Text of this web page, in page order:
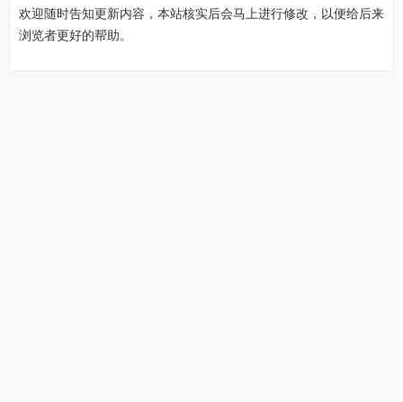
欢迎随时告知更新内容，本站核实后会马上进行修改，以便给后来
浏览者更好的帮助。